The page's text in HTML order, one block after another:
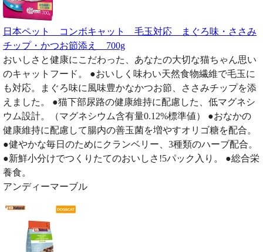
日本ペット コンボキャット 毛玉対応 まぐろ味・ささみ
チップ・かつお節添え 700g
おいしさと健康にこだわった、あなたの大切な猫ちゃん思い
のキャットフード。 ●おいしく味わい天然食物繊維で毛玉に
も対応。まぐろ味に風味豊かなかつお節、ささみチップを添
えました。 ●猫下部尿路の健康維持に配慮した、低マグネシ
ウム設計。（マグネシウム含有量0.12%標準値） ●おなかの
健康維持に配慮して腸内の善玉菌を増やすオリゴ糖を配合。
●健やかな毎日のためにクランベリー、3種類のハーブ配合。
●新鮮小分けでつくりたてのおいしさ!5パック入り。 ●総合栄
養食。
アンディーマーブル